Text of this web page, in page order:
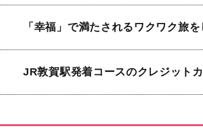
「幸福」で満たされるワクワク旅を
JR敦賀駅発着コースのクレジット